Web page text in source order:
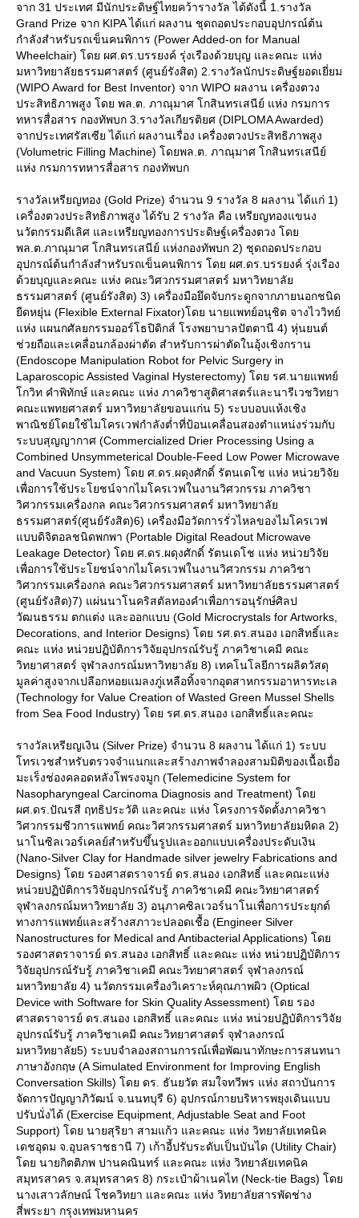
จาก 31 ประเทศ มีนักประดิษฐ์ไทยคว้ารางวัล ได้ดังนี้ 1.รางวัล
Grand Prize จาก KIPA ได้แก่ ผลงาน ชุดถอดประกอบอุปกรณ์ต้น
กำลังสำหรับรถเข็นคนพิการ (Power Added-on for Manual
Wheelchair) โดย ผศ.ดร.บรรยงค์ รุ่งเรืองด้วยบุญ และคณะ แห่ง
มหาวิทยาลัยธรรมศาสตร์ (ศูนย์รังสิต) 2.รางวัลนักประดิษฐ์ยอดเยี่ยม
(WIPO Award for Best Inventor) จาก WIPO ผลงาน เครื่องตวง
ประสิทธิภาพสูง โดย พล.ต. ภาณุมาศ โกสินทรเสนีย์ แห่ง กรมการ
ทหารสื่อสาร กองทัพบก 3.รางวัลเกียรติยศ (DIPLOMA Awarded)
จากประเทศรัสเซีย ได้แก่ ผลงานเรื่อง เครื่องตวงประสิทธิภาพสูง
(Volumetric Filling Machine) โดยพล.ต. ภาณุมาศ โกสินทรเสนีย์
ห่ง กรมการทหารสื่อสาร กองทัพบก
รางวัลเหรียญทอง (Gold Prize) จำนวน 9 รางวัล 8 ผลงาน ได้แก่ 1)
เครื่องตวงประสิทธิภาพสูง ได้รับ 2 รางวัล คือ เหรียญทองแขนง
นวัตกรรมดีเลิศ และเหรียญทองการประดิษฐ์เครื่องตวง โด
พล.ต.ภาณุมาศ โกสินทรเสนีย์ แห่งกองทัพบก 2) ชุดถอดประกอบ
อุปกรณ์ต้นกำลังสำหรับรถเข็นคนพิการ โดย ผศ.ดร.บรรยงค์ รุ่งเรือง
ด้วยบุญและคณะ แห่ง คณะวิศวกรรมศาสตร์ มหาวิทยาลั
ธรรมศาสตร์ (ศูนย์รังสิต) 3) เครื่องมือยึดจับกระดูกจากภายนอกชนิด
ืดหยุ่น (Flexible External Fixator)โดย นายแพทย์อนุชิต จางไววิทย์
ห่ง แผนกศัลยกรรมออร์โธปิดิกส์ โรงพยาบาลปัตตานี 4) หุ่นยนต์
ช่วยถือและเคลื่อนกล้องผ่าตัด สำหรับการผ่าตัดในอุ้งเชิงกราน
(Endoscope Manipulation Robot for Pelvic Surgery in
Laparoscopic Assisted Vaginal Hysterectomy) โดย รศ.นายแพทย์
กวิท คำพิทักษ์ และคณะ แห่ง ภาควิชาสูติศาสตร์และนารีเวชวิทยา
คณะแพทยศาสตร์ มหาวิทยาลัยขอนแก่น 5) ระบบอบแห้งเชิง
พาณิชย์โดยใช้ไมโครเวฟกำลังต่ำที่ป้อนเคลื่อนสองตำแหน่งร่วมกับ
ระบบสุญญากาศ (Commercialized Drier Processing Using a
Combined Unsymmeterical Double-Feed Low Power Microwave
and Vacuun System) โดย ศ.ดร.ผดุงศักดิ์ รัตนเดโช แห่ง หน่วยวิจั
เพื่อการใช้ประโยชน์จากไมโครเวฟในงานวิศวกรรม ภาควิชา
วิศวกรรมเครื่องกล คณะวิศวกรรมศาสตร์ มหาวิทยาลั
ธรรมศาสตร์(ศูนย์รังสิต)6) เครื่องมือวัดการรั่วไหลของไมโครเวฟ
บบดิจิตอลชนิดพกพา (Portable Digital Readout Microwave
Leakage Detector) โดย ศ.ดร.ผดุงศักดิ์ รัตนเดโช แห่ง หน่วยวิจั
เพื่อการใช้ประโยชน์จากไมโครเวฟในงานวิศวกรรม ภาควิชา
วิศวกรรมเครื่องกล คณะวิศวกรรมศาสตร์ มหาวิทยาลัยธรรมศาสตร์
(ศูนย์รังสิต)7) แผ่นนาโนคริสตัลทองคำเพื่อการอนุรักษ์ศิลป
วัฒนธรรม ตกแต่ง และออกแบบ (Gold Microcrystals for Artworks,
Decorations, and Interior Designs) โดย รศ.ดร.สนอง เอกสิทธิ์และ
คณะ แห่ง หน่วยปฏิบัติการวิจัยอุปกรณ์รับรู้ ภาควิชาเคมี คณะ
วิทยาศาสตร์ จุฬาลงกรณ์มหาวิทยาลัย 8) เทคโนโลยีการผลิตวัสดุ
มูลค่าสูงจากเปลือกหอยแมลงภู่เหลือทิ้งจากอุตสาหกรรมอาหารทะเล
(Technology for Value Creation of Wasted Green Mussel Shells
from Sea Food Industry) โดย รศ.ดร.สนอง เอกสิทธิ์และคณะ
รางวัลเหรียญเงิน (Silver Prize) จำนวน 8 ผลงาน ได้แก่ 1) ระบบ
ทรเวชสำหรับตรวจจำแนกและสร้างภาพจำลองสามมิติของเนื้อเยื่อ
มะเร็งช่องคลอดหลังโพรงจมูก (Telemedicine System for
Nasopharyngeal Carcinoma Diagnosis and Treatment) โด
ผศ.ดร.ปัณรสี ฤทธิประวัติ และคณะ แห่ง โครงการจัดตั้งภาควิชา
วิศวกรรมชีวการแพทย์ คณะวิศวกรรมศาสตร์ มหาวิทยาลัยมหิดล 2)
นาโนซิลเวอร์เคลย์สำหรับขึ้นรูปและออกแบบเครื่องประดับเงิน
(Nano-Silver Clay for Handmade silver jewelry Fabrications and
Designs) โดย รองศาสตราจารย์ ดร.สนอง เอกสิทธิ์ และคณะแห่ง
หน่วยปฏิบัติการวิจัยอุปกรณ์รับรู้ ภาควิชาเคมี คณะวิทยาศาสตร์
จุฬาลงกรณ์มหาวิทยาลัย 3) อนุภาคซิลเวอร์นาโนเพื่อการประยุกต์
ทางการแพทย์และสร้างสภาวะปลอดเชื้อ (Engineer Silver
Nanostructures for Medical and Antibacterial Applications) โด
รองศาสตราจารย์ ดร.สนอง เอกสิทธิ์ และคณะ แห่ง หน่วยปฏิบัติการ
วิจัยอุปกรณ์รับรู้ ภาควิชาเคมี คณะวิทยาศาสตร์ จุฬาลงกรณ์
มหาวิทยาลัย 4) นวัตกรรมเครื่องวิเคราะห์คุณภาพผิว (Optical
Device with Software for Skin Quality Assessment) โดย รอง
ศาสตราจารย์ ดร.สนอง เอกสิทธิ์ และคณะ แห่ง หน่วยปฏิบัติการวิจั
อุปกรณ์รับรู้ ภาควิชาเคมี คณะวิทยาศาสตร์ จุฬาลงกรณ์
มหาวิทยาลัย5) ระบบจำลองสถานการณ์เพื่อพัฒนาทักษะการสนทนา
ภาษาอังกฤษ (A Simulated Environment for Improving English
Conversation Skills) โดย ดร. ธันยวัต สมใจทวีพร แห่ง สถาบันการ
จัดการปัญญาภิวัฒน์ จ.นนทบุรี 6) อุปกรณ์กายบริหารพยุงเดินแบบ
ปรับนั่งได้ (Exercise Equipment, Adjustable Seat and Foot
Support) โดย นายสุริยา สามแก้ว และคณะ แห่ง วิทยาลัยเทคนิค
เดชอุดม จ.อุบลราชธานี 7) เก้าอี้ปรับระดับเป็นบันได (Utility Chair)
ดย นายกิตติภพ ปานคณินทร์ และคณะ แห่ง วิทยาลัยเทคนิค
สมุทรสาคร จ.สมุทรสาคร 8) กระเป๋าผ้าเนคไท (Neck-tie Bags) โด
นางเสาวลักษณ์ โชควิทยา และคณะ แห่ง วิทยาลัยสารพัดช่าง
สี่พระยา กรุงเทพมหานคร